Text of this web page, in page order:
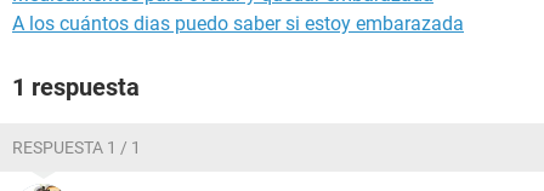
A los cuántos dias puedo saber si estoy embarazada
1 respuesta
RESPUESTA 1 / 1